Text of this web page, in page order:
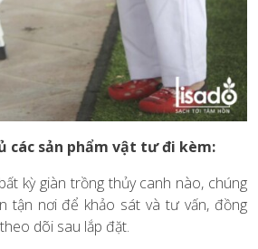
các sản phẩm vật tư đi kèm:
kỳ giàn trồng thủy canh nào, chúng
tận nơi để khảo sát và tư vấn, đồng
dõi sau lắp đặt.